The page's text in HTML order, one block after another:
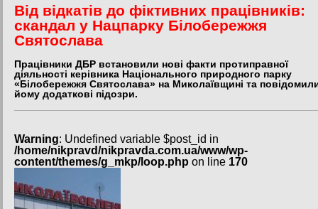
Від відкатів до фіктивних працівників:
скандал у Нацпарку Білобережжя
Святослава
Працівники ДБР встановили нові факти протиправної
діяльності керівника Національного природного парку
«Білобережжя Святослава» на Миколаївщині та
йому додаткові підозри.
Warning: Undefined variable $post_id in
/home/nikpravd/nikpravda.com.ua/www/wp-
content/themes/g_mkp/loop.php on line 170